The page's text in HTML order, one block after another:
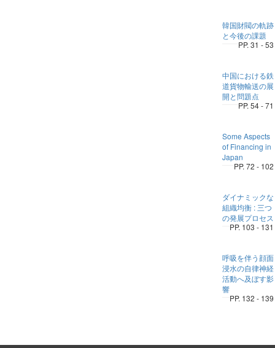
韓国財閥の軌跡
と今後の課題
PP. 31 - 53
中国における鉄
道貨物輸送の展
開と問題点
PP. 54 - 71
Some Aspects
of Financing in
Japan
PP. 72 - 102
ダイナミックな
組織均衡 : 三つ
の発展プロセス
PP. 103 - 131
呼吸を伴う顔面
浸水の自律神経
活動へ及ぼす影
響
PP. 132 - 139